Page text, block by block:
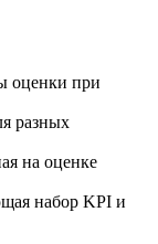
оценки при
разных
на оценке
набор KPI и